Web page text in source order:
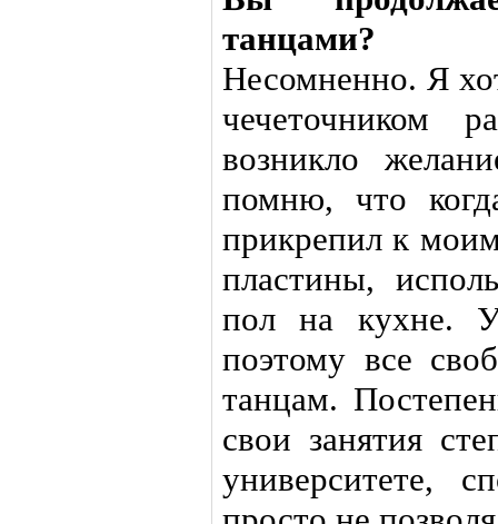
танцами?
Несомненно. Я
чечеточником
возникло
помню, что
прикрепил к
пластины,
пол на кухне.
поэтому все
танцам.
свои занятия
университете,